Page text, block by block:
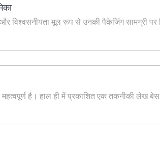
मूल रूप से उनकी पैकेजिंग सामग्री पर
है। हाल ही में प्रकाशित एक तकनीकी लेख